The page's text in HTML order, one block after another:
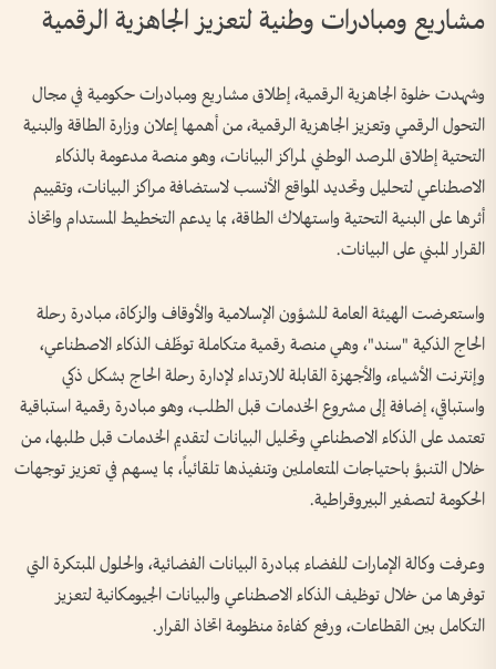
مشاريع ومبادرات وطنية لتعزيز الجاهزية الرقمية
وشهدت خلوة الجاهزية الرقمية، إطلاق مشاريع ومبادرات حكومية في مجال
التحول الرقمي وتعزيز الجاهزية الرقمية، من أهمها إعلان وزارة الطاقة والبنية
التحتية إطلاق المرصد الوطني لمراكز البيانات، وهو منصة مدعومة بالذكاء
الاصطناعي لتحليل وتحديد المواقع الأنسب لاستضافة مراكز البيانات، وتقييم
أثرها على البنية التحتية واستهلاك الطاقة، بما يدعم التخطيط المستدام واتخاذ
القرار المبني على البيانات.
واستعرضت الهيئة العامة للشؤون الإسلامية والأوقاف والزكاة، مبادرة رحلة
الحاج الذكية "سند"، وهي منصة رقمية متكاملة توظّف الذكاء الاصطناعي،
وإنترنت الأشياء، والأجهزة القابلة للارتداء لإدارة رحلة الحاج بشكل ذكي
واستباقي، إضافة إلى مشروع الخدمات قبل الطلب، وهو مبادرة رقمية استباقية
تعتمد على الذكاء الاصطناعي وتحليل البيانات لتقديم الخدمات قبل طلبها، من
خلال التنبؤ باحتياجات المتعاملين وتنفيذها تلقائياً، بما يسهم في تعزيز توجهات
الحكومة لتصفير البيروقراطية.
وعرفت وكالة الإمارات للفضاء بمبادرة البيانات الفضائية، والحلول المبتكرة التي
توفرها من خلال توظيف الذكاء الاصطناعي والبيانات الجيومكانية لتعزيز
التكامل بين القطاعات، ورفع كفاءة منظومة اتخاذ القرار.